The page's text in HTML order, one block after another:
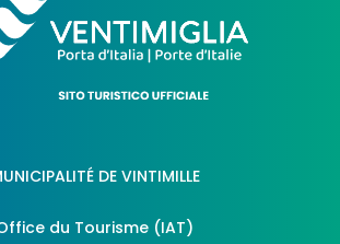
DE VINTIMILLE
du Tourisme (IAT)